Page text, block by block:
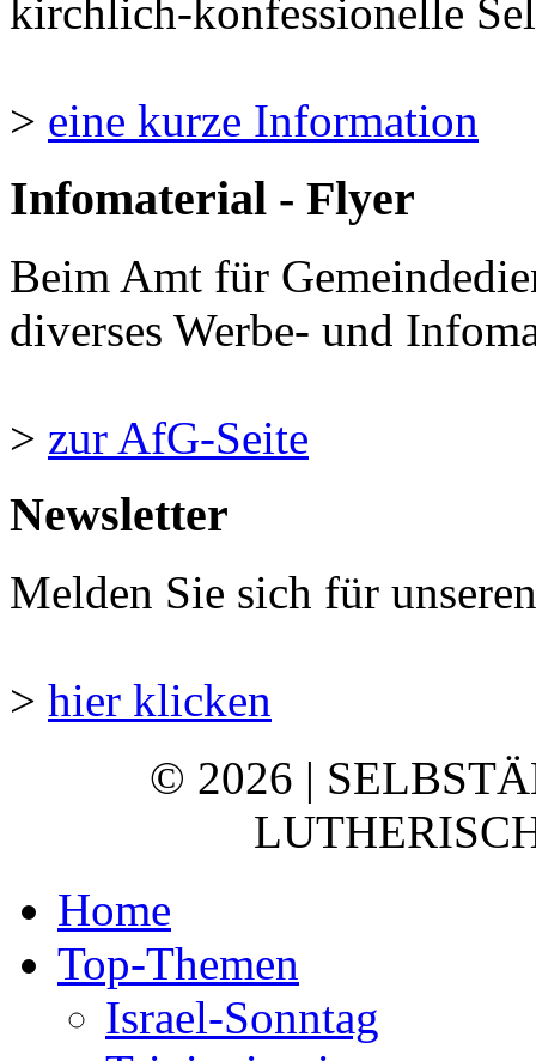
kirchlich-konfessionelle
> eine kurze Information
Infomaterial - Flyer
Beim Amt für
diverses Werbe- und
> zur AfG-Seite
Newsletter
Melden Sie sich für
> hier klicken
© 2026 |
Home
Top-Themen
Israel-Sonntag